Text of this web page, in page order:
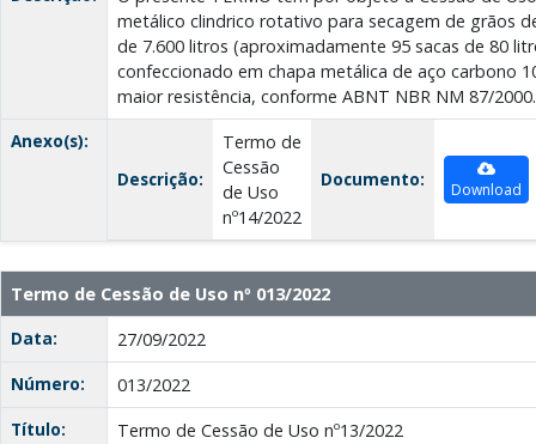
metálico clindrico rotativo para secagem de grãos
de 7.600 litros (aproximadamente 95 sacas de 80
confeccionado em chapa metálica de aço carbono
maior resistência, conforme ABNT NBR NM 87/2000.
Anexo(s):
Descrição:
Termo de
Cessão
de Uso
nº14/2022
Documento: Download
Termo de Cessão de Uso nº 013/2022
Data:
27/09/2022
Número:
013/2022
Título:
Termo de Cessão de Uso nº13/2022